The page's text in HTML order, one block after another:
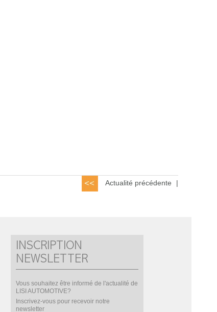
Actualité précédente |
INSCRIPTION
NEWSLETTER
Vous souhaitez être informé de l'actualité de
LISI AUTOMOTIVE?
Inscrivez-vous pour recevoir notre
newsletter